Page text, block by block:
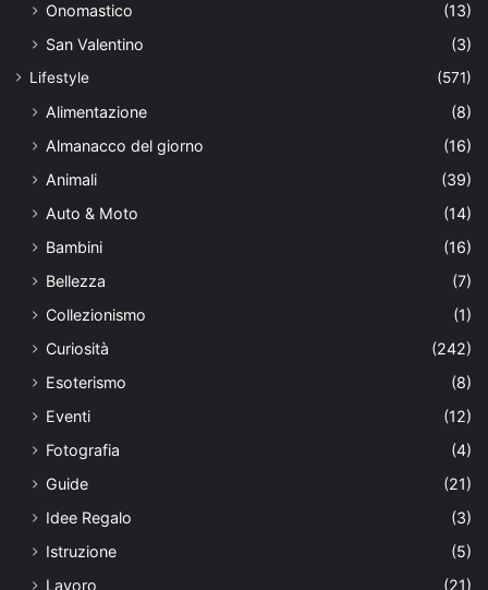
Onomastico
(13)
San Valentino
(3)
Lifestyle (571)
Alimentazione
(8)
Almanacco del giorno
(16)
Animali
(39)
Auto & Moto
(14)
Bambini
(16)
Bellezza
(7)
Collezionismo
(1)
Curiosità
(242)
Esoterismo
(8)
Eventi
(12)
Fotografia
(4)
Guide
(21)
Idee Regalo
(3)
Istruzione
(5)
Lavoro
(21)